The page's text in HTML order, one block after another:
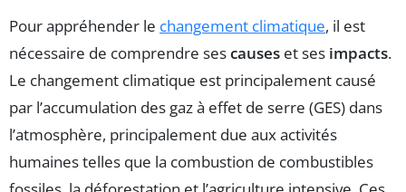
Pour appréhender le changement climatique, il est
nécessaire de comprendre sescauses et ses impacts.
Le changement climatique est principalement causé
par l’accumulation des gaz à effet de serre (GES) dans
l’atmosphère, principalement due aux activités
humaines telles que la combustion de combustibles